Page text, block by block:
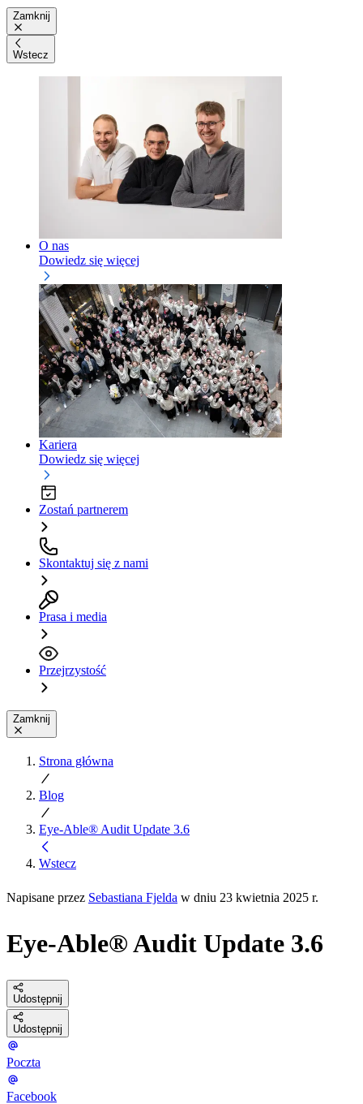
Zamknij
Wstecz
O nas
Dowiedz się więcej
Kariera
Dowiedz się więcej
Zostań partnerem
Skontaktuj się z nami
Prasa i media
Przejrzystość
Zamknij
Strona główna
Blog
Eye-Able® Audit Update 3.6
Wstecz
Napisane przez Sebastiana Fjelda w dniu 23 kwietnia 2025 r.
Eye-Able® Audit Update 3.6
Udostępnij
Udostępnij
Poczta
Facebook